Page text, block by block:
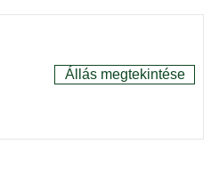
Állás megtekintése